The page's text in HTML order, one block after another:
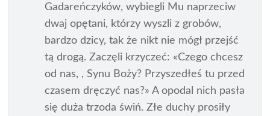
Gadareńczyków, wybiegli Mu naprzeciw
dwaj opętani, którzy wyszli z grobów,
bardzo dzicy, tak że nikt nie mógł przejść
tą drogą. Zaczęli krzyczeć: «Czego chcesz
od nas, , Synu Boży? Przyszedłeś tu przed
czasem dręczyć nas?» A opodal nich pasła
się duża trzoda świń. Złe duchy prosiły